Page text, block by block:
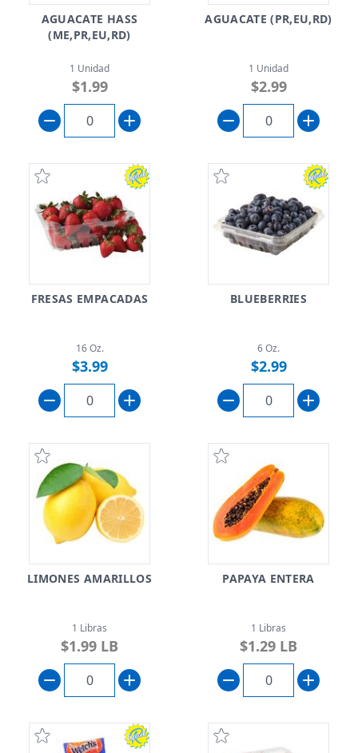
AGUACATE HASS
(ME,PR,EU,RD)
1 Unidad
$1.99
AGUACATE (PR,EU,RD)
1 Unidad
$2.99
FRESAS EMPACADAS
16 Oz.
$3.99
BLUEBERRIES
6 Oz.
$2.99
LIMONES AMARILLOS
1 Libras
$1.99 LB
PAPAYA ENTERA
1 Libras
$1.29 LB